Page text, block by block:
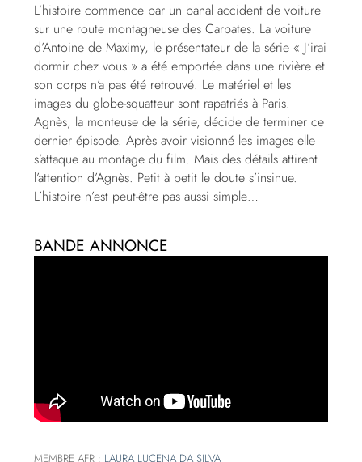
L’histoire commence par un banal accident de voiture
sur une route montagneuse des Carpates. La voiture
d’Antoine de Maximy, le présentateur de la série « J’irai
dormir chez vous » a été emportée dans une rivière et
son corps n’a pas été retrouvé. Le matériel et les
images du globe-squatteur sont rapatriés à Paris.
Agnès, la monteuse de la série, décide de terminer ce
dernier épisode. Après avoir visionné les images elle
s’attaque au montage du film. Mais des détails attirent
l’attention d’Agnès. Petit à petit le doute s’insinue.
L’histoire n’est peut-être pas aussi simple…
BANDE ANNONCE
MEMBRE AFR : LAURA LUCENA DA SILVA